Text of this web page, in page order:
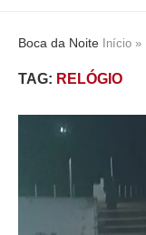
Boca da Noite Início »
TAG: RELÓGIO